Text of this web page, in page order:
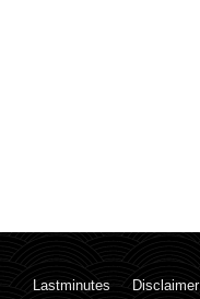
Lastminutes Disclaimer